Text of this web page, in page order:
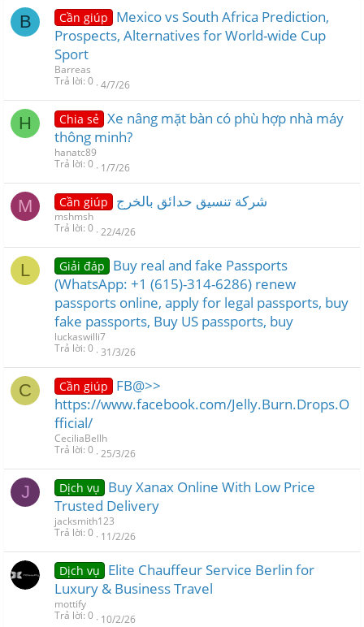
B Cần giúp
Mexico vs South Africa Prediction,
Prospects, Alternatives for World-wide Cup
Sport
Barreas
Trả lời 0 4/7/26
H Chia sẻ Xe nâng mặt bàn có phù hợp nhà máy
thông minh?
hanatc89
Trả lời 0 1/7/26
M Cần giúp شركة تنسيق حدائق بالخرج
mshmsh
Trả lời 0 22/4/26
L Giải đáp
Buy real and fake Passports
(WhatsApp: +1 (615)-314-6286) renew
passports online, apply for legal passports, buy
fake passports, Buy US passports, buy
luckaswilli7
Trả lời 0 31/3/26
C Cần giúp
FB@>>
https://www.facebook.com/Jelly.Burn.Drops.O
fficial/
CeciliaBellh
Trả lời 0 25/3/26
J Dịch vụ
Buy Xanax Online With Low Price
Trusted Delivery
jacksmith123
Trả lời 0 11/2/26
Dịch vụ
Elite Chauffeur Service Berlin for
Luxury & Business Travel
mottify
Trả lời 0 10/2/26